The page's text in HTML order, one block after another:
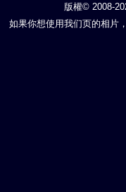
版權© 2008-
如果你想使用我们页的相片